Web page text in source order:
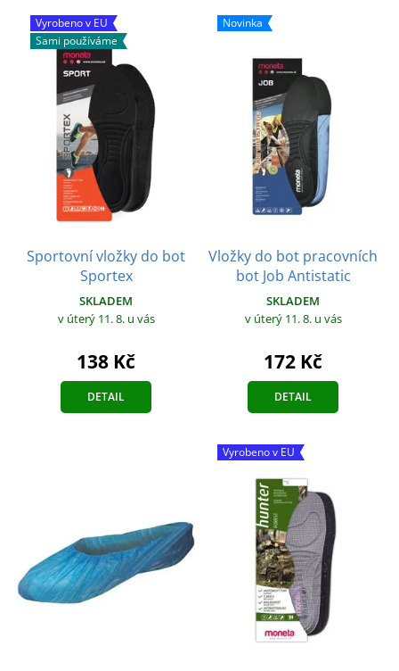
Vyrobeno v EU
Sami používáme
Sportovní vložky do bot
Sportex
SKLADEM
v úterý 11. 8. u vás
138 Kč
DETAIL
Novinka
Vložky do bot pracovních
bot Job Antistatic
SKLADEM
v úterý 11. 8. u vás
172 Kč
DETAIL
Vyrobeno v EU